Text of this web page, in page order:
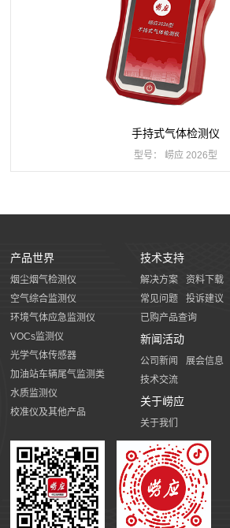
手持式气体检测仪
型号： 崂应 2026型
产品世界
烟尘烟气检测仪
空气综合监测仪
环境气体应急监测仪
VOCs监测仪
光学气体传感器
加油站车辆尾气监测类
水质监测仪
校准仪及其他产品
技术支持
解决方案
资料下载
常见问题
投诉建议
已购产品查询
新闻活动
公司新闻
展会信息
技术交流
关于崂应
关于我们